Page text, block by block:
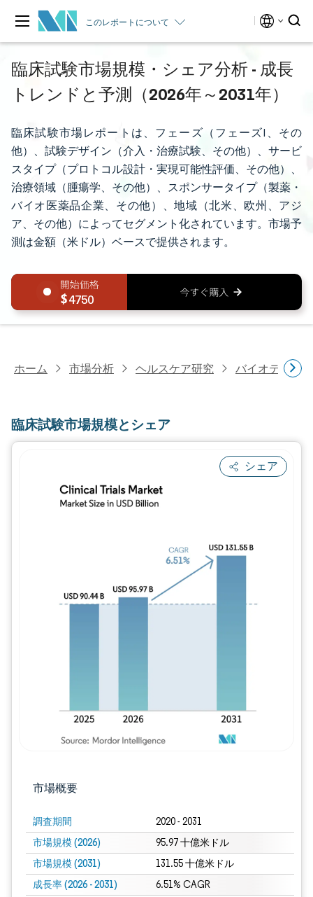
このレポートについて
臨床試験市場規模・シェア分析 - 成長
トレンドと予測（2026年～2031年）
臨床試験市場レポートは、フェーズ（フェーズI、その
他）、試験デザイン（介入・治療試験、その他）、サービ
スタイプ（プロトコル設計・実現可能性評価、その他）、
治療領域（腫瘍学、その他）、スポンサータイプ（製薬・
バイオ医薬品企業、その他）、地域（北米、欧州、アジ
ア、その他）によってセグメント化されています。市場予
測は金額（米ドル）ベースで提供されます。
4750
ホーム 市場分析 ヘルスケア研究 バイオテクノ
臨床試験市場規模とシェア
シェア
市場概要
調査期間 2020 - 2031
市場規模 (2026) 95.97 十億米ドル
市場規模 (2031) 131.55 十億米ドル
成長率 (2026 - 2031) 6.51% CAGR